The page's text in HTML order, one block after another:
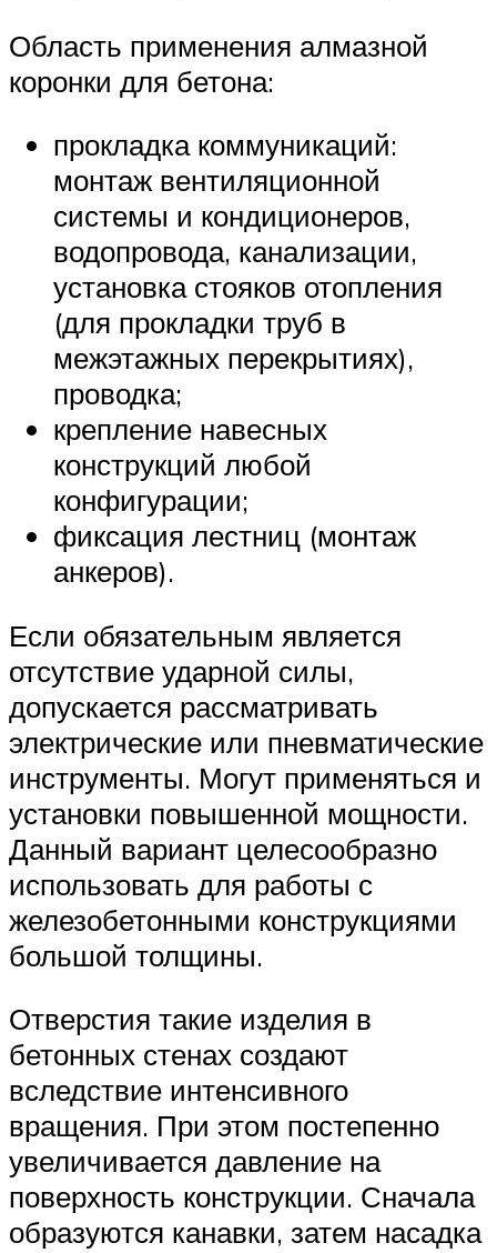
Область применения алмазной
коронки для бетона:
прокладка коммуникаций:
монтаж вентиляционной
системы и кондиционеров,
водопровода, канализации,
установка стояков отопления
(для прокладки труб в
межэтажных перекрытиях),
проводка;
крепление навесных
конструкций любой
конфигурации;
фиксация лестниц (монтаж
анкеров).
Если обязательным является
отсутствие ударной силы,
допускается рассматривать
электрические или пневматические
инструменты. Могут применяться и
установки повышенной мощности.
Данный вариант целесообразно
использовать для работы с
железобетонными конструкциями
большой толщины.
Отверстия такие изделия в
бетонных стенах создают
вследствие интенсивного
вращения. При этом постепенно
увеличивается давление на
поверхность конструкции. Сначала
образуются канавки, затем насадка